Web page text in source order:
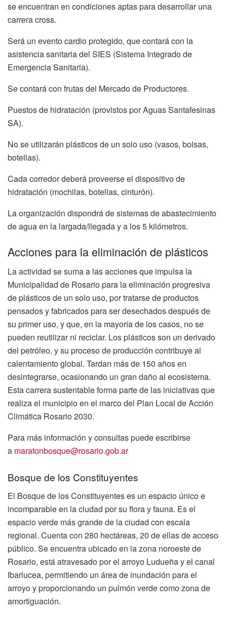
se encuentran en condiciones aptas para desarrollar una
carrera cross.
Será un evento cardio protegido, que contará con la
asistencia sanitaria del SIES (Sistema Integrado de
Emergencia Sanitaria).
Se contará con frutas del Mercado de Productores.
Puestos de hidratación (provistos por Aguas Santafesinas
SA).
No se utilizarán plásticos de un solo uso (vasos, bolsas,
botellas).
Cada corredor deberá proveerse el dispositivo de
hidratación (mochilas, botellas, cinturón).
La organización dispondrá de sistemas de abastecimiento
de agua en la largada/llegada y a los 5 kilómetros.
Acciones para la eliminación de plásticos
La actividad se suma a las acciones que impulsa la
Municipalidad de Rosario para la eliminación progresiva
de plásticos de un solo uso, por tratarse de productos
pensados y fabricados para ser desechados después de
su primer uso, y que, en la mayoría de los casos, no se
pueden reutilizar ni reciclar. Los plásticos son un derivado
del petróleo, y su proceso de producción contribuye al
calentamiento global. Tardan más de 150 años en
desintegrarse, ocasionando un gran daño al ecosistema.
Esta carrera sustentable forma parte de las iniciativas que
realiza el municipio en el marco del Plan Local de Acción
Climática Rosario 2030.
Para más información y consultas puede escribirse
a maratonbosque@rosario.gob.ar
Bosque de los Constituyentes
El Bosque de los Constituyentes es un espacio único e
incomparable en la ciudad por su flora y fauna. Es el
espacio verde más grande de la ciudad con escala
regional. Cuenta con 280 hectáreas, 20 de ellas de acceso
público. Se encuentra ubicado en la zona noroeste de
Rosario, está atravesado por el arroyo Ludueña y el canal
Ibarlucea, permitiendo un área de inundación para el
arroyo y proporcionando un pulmón verde como zona de
amortiguación.